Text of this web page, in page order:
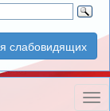
слабовидящих